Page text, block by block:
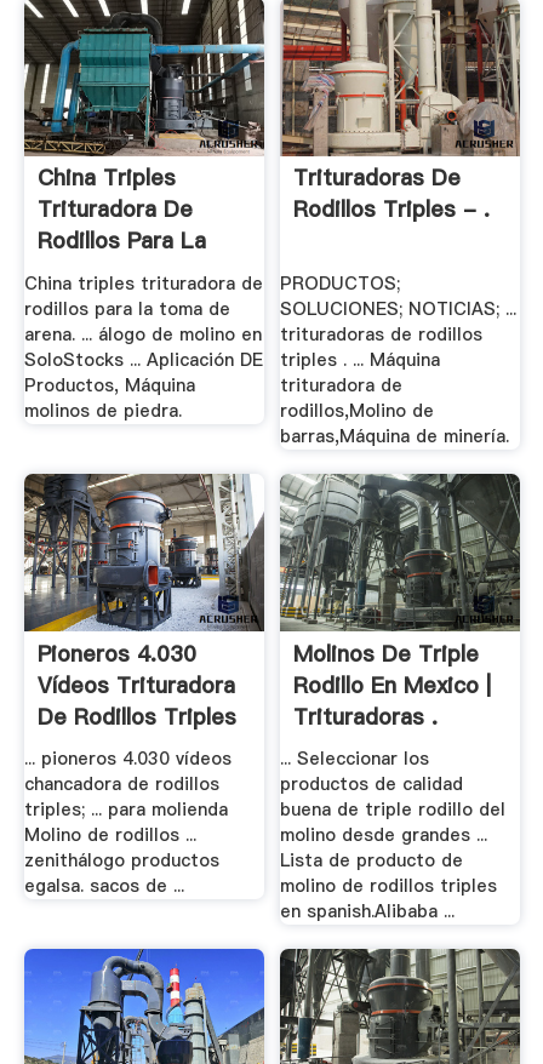
China Triples
Trituradora De
Rodillos Para La
Toma .
China triples trituradora de
rodillos para la toma de
arena. ... álogo de molino en
SoloStocks ... Aplicación DE
Productos, Máquina
molinos de piedra.
Trituradoras De
Rodillos Triples - .
PRODUCTOS;
SOLUCIONES; NOTICIAS; ...
trituradoras de rodillos
triples . ... Máquina
trituradora de
rodillos,Molino de
barras,Máquina de minería.
Pioneros 4.030
Vídeos Trituradora
De Rodillos Triples
... pioneros 4.030 vídeos
chancadora de rodillos
triples; ... para molienda
Molino de rodillos ...
zenithálogo productos
egalsa. sacos de ...
Molinos De Triple
Rodillo En Mexico |
Trituradoras .
... Seleccionar los
productos de calidad
buena de triple rodillo del
molino desde grandes ...
Lista de producto de
molino de rodillos triples
en spanish.Alibaba ...